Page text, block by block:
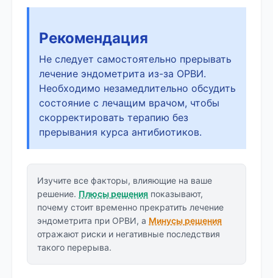
Рекомендация
Не следует самостоятельно прерывать
лечение эндометрита из-за ОРВИ.
Необходимо незамедлительно обсудить
состояние с лечащим врачом, чтобы
скорректировать терапию без
прерывания курса антибиотиков.
Изучите все факторы, влияющие на ваше
решение. Плюсы решения показывают,
почему стоит временно прекратить лечение
эндометрита при ОРВИ, а Минусы решения
отражают риски и негативные последствия
такого перерыва.